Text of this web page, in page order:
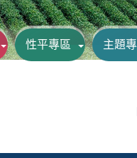
性平專區 主題